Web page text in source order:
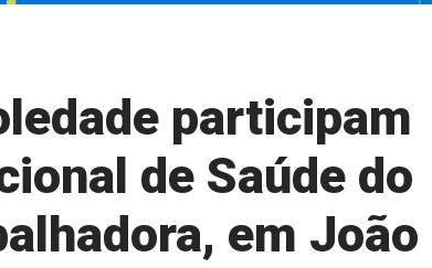
participam
de Saúde do
em João